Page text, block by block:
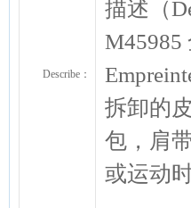
Describe：
描述（
M45985
拆卸的
包，肩
或运动